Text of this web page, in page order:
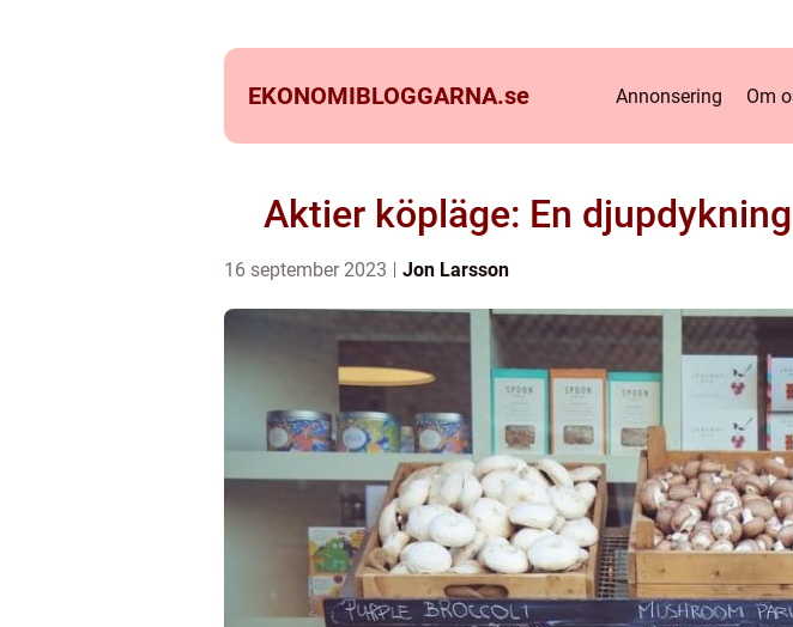
EKONOMIBLOGGARNA.se Annonsering Om
Aktier köpläge: En
16 september 2023 Jon Larsson